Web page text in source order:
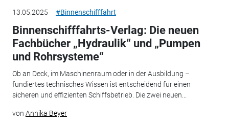
13.05.2025 #Binnenschifffahrt
Binnenschifffahrts-Verlag: Die neuen
Fachbücher „Hydraulik“ und „Pumpen
und Rohrsysteme“
Ob an Deck, im Maschinenraum oder in der Ausbildung –
fundiertes technisches Wissen ist entscheidend für einen
sicheren und effizienten Schiffsbetrieb. Die zwei neuen...
von Annika Beyer